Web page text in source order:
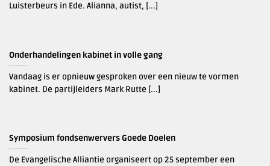
Luisterbeurs in Ede. Alianna, autist, [...]
Onderhandelingen kabinet in volle gang
Vandaag is er opnieuw gesproken over een nieuw te vormen
kabinet. De partijleiders Mark Rutte [...]
Symposium fondsenwervers Goede Doelen
De Evangelische Alliantie organiseert op 25 september een